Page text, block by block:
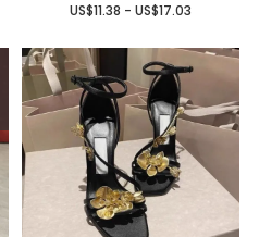
US$11.38 - US$17.03